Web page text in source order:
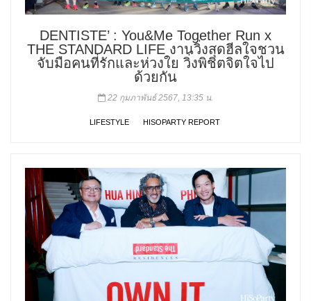
DENTISTE’ : You&Me Together Run x
THE STANDARD LIFE งานวิ่งสุดฮีลใจชวน
จับมือคนที่รักและห่วงใย วิ่งพิชิตจิตใจไป
ด้วยกัน
22 กุมภาพันธ์ 2567, 13:35 น.
LIFESTYLE HISOPARTY REPORT